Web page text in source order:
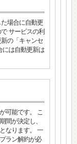
場合に自動更
サービスの利
の「キャンセ
には自動更新は
可能です。 こ
間が決定し、
なります。 一
ラン解約が必